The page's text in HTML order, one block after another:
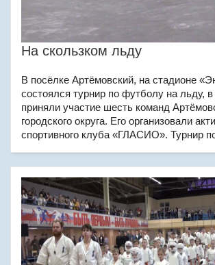
На скользком льду
В посёлке Артёмовский, на стадионе
состоялся турнир по футболу на льду,
приняли участие шесть команд
городского округа. Его организовали
спортивного клуба «ГЛАСИО». Турнир